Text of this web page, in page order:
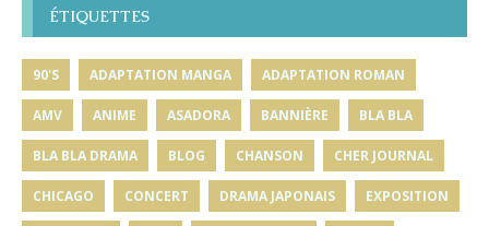
ÉTIQUETTES
90'S ADAPTATION MANGA ADAPTATION ROMAN
AMV ANIME ASADORA BANNIÈRE BLA BLA
BLA BLA DRAMA BLOG CHANSON CHER JOURNAL
CHICAGO CONCERT DRAMA JAPONAIS EXPOSITION